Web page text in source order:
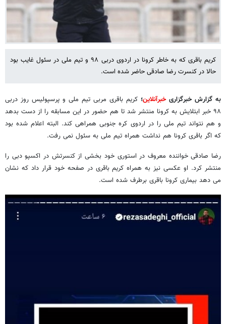
کریم باقری که به خاطر کرونا در اردوی دربی ۹۸ و تیم ملی در سئول غایب بود
حالا در کنسرت رضا صادقی حاضر شده است.
به گزارش خبرگزاریخبرآنلاین؛ کریم باقری مربی تیم ملی و پرسپولیس روز دربی
۹۸ خبر ابتلایش به کرونا منتشر شد تا هم حضور در این مسابقه را از دست بدهد
و هم نتواند تیم ملی را در اردوی کره جنوبی همراهی کند. البته اعلام شده بود
که اگر باقری کرونا هم نداشت همراه تیم ملی به سئول نمی رفت.
رضا صادقی خواننده معروف در استوری خود بخشی از کنسرتش در اکسپو دبی را
منتشر کرد. او عکسی نیز به همراه کریم باقری در صفحه خود قرار داد که نشان
می دهد بیماری کرونا باقری برطرف شده است.